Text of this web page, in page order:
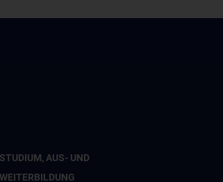
STUDIUM, AUS- UND
WEITERBILDUNG